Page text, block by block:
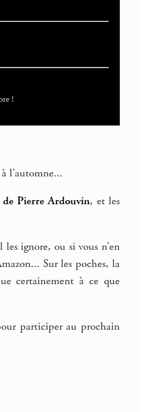
!
l’automne...
de Pierre Ardouvin, et les
ignore, ou si vous n’en
Sur les poches, la
certainement à ce que
participer au prochain